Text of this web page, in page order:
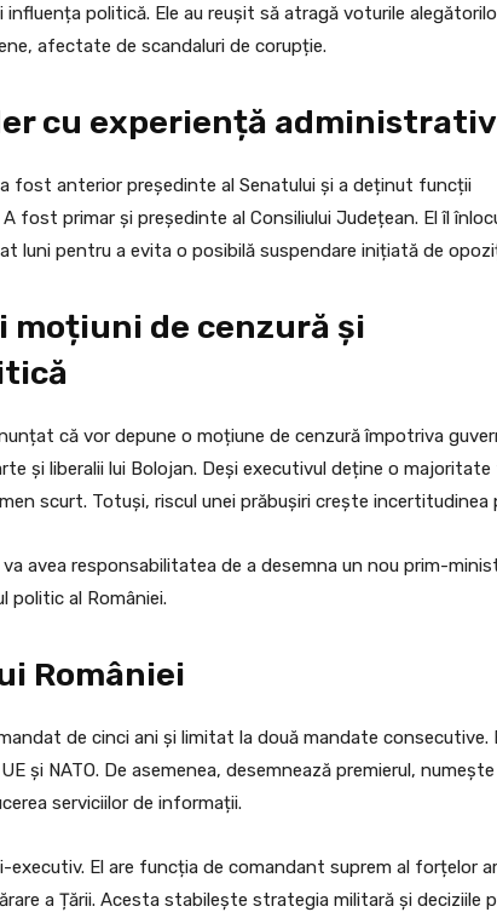
politică. Ele au reușit să atragă voturile
afectate de scandaluri de corupție.
cu experiență
fost anterior președinte al Senatului și a deținut funcții
fost primar și președinte al Consiliului Județean. El îl
luni pentru a evita o posibilă suspendare inițiată de
moțiuni de cenzură și
că vor depune o moțiune de cenzură împotriva
și liberalii lui Bolojan. Deși executivul deține o majoritate
scurt. Totuși, riscul unei prăbușiri crește incertitudinea
avea responsabilitatea de a desemna un nou prim-
politic al României.
României
de cinci ani și limitat la două mandate consecutive.
și NATO. De asemenea, desemnează premierul, numește
serviciilor de informații.
executiv. El are funcția de comandant suprem al forțelor
a Țării. Acesta stabilește strategia militară și deciziile